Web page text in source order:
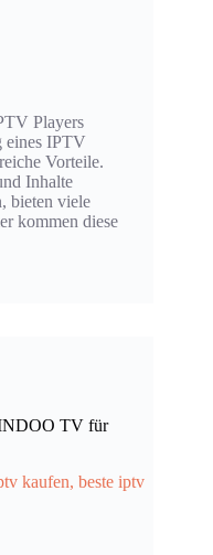
Players
eines IPTV
Vorteile.
Inhalte
bieten viele
kommen diese
TV für